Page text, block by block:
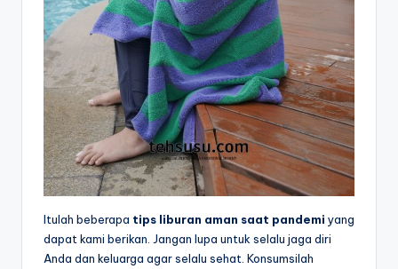
Itulah beberapa tips liburan aman saat pandemi yang
dapat kami berikan. Jangan lupa untuk selalu jaga diri
Anda dan keluarga agar selalu sehat. Konsumsilah